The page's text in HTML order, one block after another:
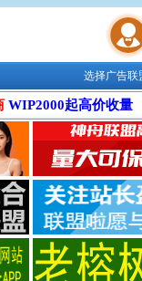
联盟学院
选择广告
WIP2000起高价收量